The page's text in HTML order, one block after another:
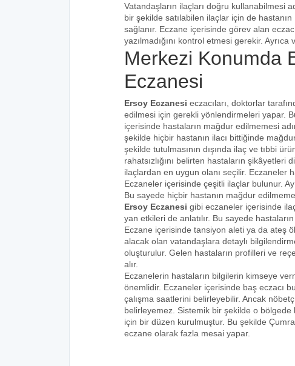
Vatandaşların ilaçları doğru kullanabilmesi
bir şekilde satılabilen ilaçlar için de
sağlanır. Eczane içerisinde görev alan
yazılmadığını kontrol etmesi gerekir. Ayrıca
Merkezi Konumda
Eczanesi
Ersoy Eczanesi eczacıları, doktorlar
edilmesi için gerekli yönlendirmeleri yapar.
içerisinde hastaların mağdur edilmemesi
şekilde hiçbir hastanın ilacı bittiğinde
şekilde tutulmasının dışında ilaç ve tıbbi
rahatsızlığını belirten hastaların
ilaçlardan en uygun olanı seçilir. Eczaneler
Eczaneler içerisinde çeşitli ilaçlar bulunur.
Bu sayede hiçbir hastanın mağdur
Ersoy Eczanesi gibi eczaneler içerisinde
yan etkileri de anlatılır. Bu sayede
Eczane içerisinde tansiyon aleti ya da ateş
alacak olan vatandaşlara detaylı
oluşturulur. Gelen hastaların profilleri ve
alır.
Eczanelerin hastaların bilgilerin kimseye
önemlidir. Eczaneler içerisinde baş eczacı
çalışma saatlerini belirleyebilir. Ancak
belirleyemez. Sistemik bir şekilde o
için bir düzen kurulmuştur. Bu şekilde
eczane olarak fazla mesai yapar.